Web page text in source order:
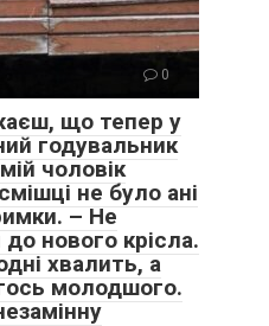
0
що тепер у
годувальник
чоловік
не було ані
– Не
нового крісла.
хвалить, а
молодшого.